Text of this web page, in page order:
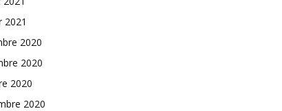
2021
2020
2020
2020
2020